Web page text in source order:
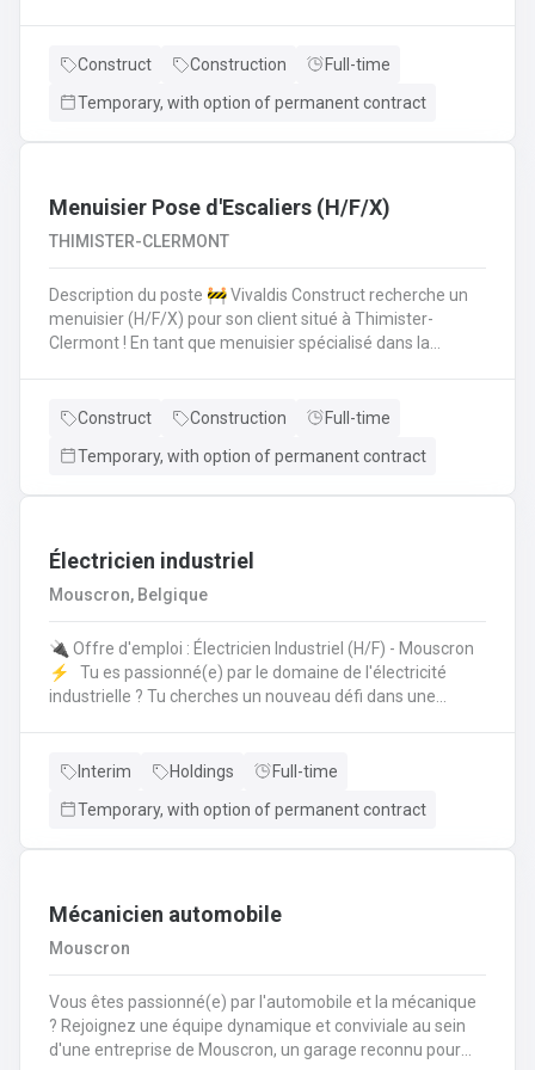
vous épanouir dans une mission pour du long terme?
Construct Construction
Full-time
Temporary, with option of permanent contract
Menuisier Pose d'Escaliers (H/F/X)
THIMISTER-CLERMONT
Description du poste 🚧 Vivaldis Construct recherche un
menuisier (H/F/X) pour son client situé à Thimister-
Clermont ! En tant que menuisier spécialisé dans la
escaliers dans divers types de bâtimentsAssurer un
équipe de trois ouvriers 💪 Avantages de la CP124 ✍️ Un
Construct Construction
Full-time
Temporary, with option of permanent contract
Électricien industriel
Mouscron, Belgique
🔌 Offre d'emploi : Électricien Industriel (H/F) - Mouscron
⚡️ Tu es passionné(e) par le domaine de l'électricité
industrielle ? Tu cherches un nouveau défi dans une
Type de contrat : Intérim avec possibilité de CDI Tes
équipements électriques industriels ⚙️ Mise en service
Interim Holdings
Full-time
Temporary, with option of permanent contract
Mécanicien automobile
Mouscron
Vous êtes passionné(e) par l'automobile et la mécanique
? Rejoignez une équipe dynamique et conviviale au sein
d'une entreprise de Mouscron, un garage reconnu pour